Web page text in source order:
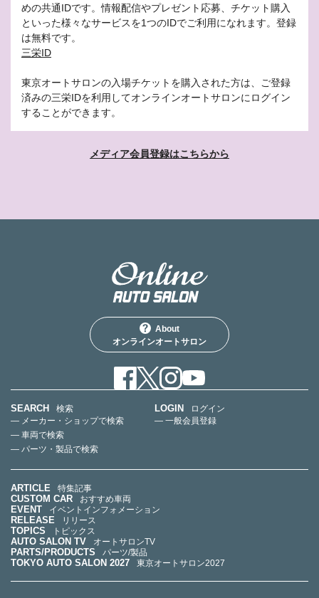
めの共通IDです。情報配信やプレゼント応募、チケット購入
といった様々なサービスを1つのIDでご利用になれます。登録
は無料です。
三栄ID
東京オートサロンの入場チケットを購入された方は、ご登録
済みの三栄IDを利用してオンラインオートサロンにログイン
することができます。
メディア会員登録はこちらから
About
オンラインオートサロン
SEARCH
検索
— メーカー・ショップで検索
— 車両で検索
— パーツ・製品で検索
LOGIN
ログイン
— 一般会員登録
ARTICLE 特集記事
CUSTOM CAR おすすめ車両
EVENT イベントインフォメーション
RELEASE リリース
TOPICS トピックス
AUTO SALON TV オートサロンTV
PARTS/PRODUCTS パーツ/製品
TOKYO AUTO SALON 2027 東京オートサロン2027